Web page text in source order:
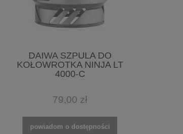
DAIWA SZPULA DO
KOŁOWROTKA NINJA LT
4000-C
79,00 zł
powiadom o dostępności